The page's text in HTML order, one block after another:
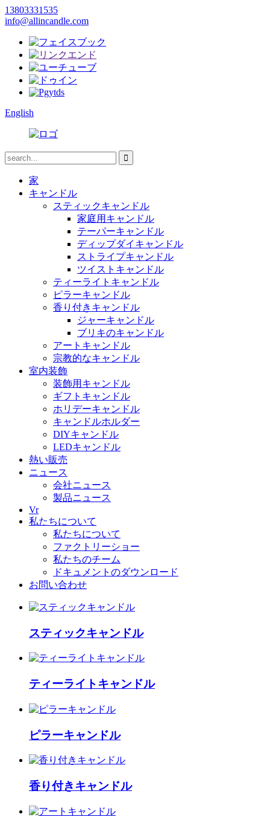
13803331535
info@allincandle.com
English
家
キャンドル
スティックキャンドル
家庭用キャンドル
テーパーキャンドル
ディップダイキャンドル
ストライプキャンドル
ツイストキャンドル
ティーライトキャンドル
ピラーキャンドル
香り付きキャンドル
ジャーキャンドル
ブリキのキャンドル
アートキャンドル
宗教的なキャンドル
室内装飾
装飾用キャンドル
ギフトキャンドル
ホリデーキャンドル
キャンドルホルダー
DIYキャンドル
LEDキャンドル
熱い販売
ニュース
会社ニュース
製品ニュース
Vr
私たちについて
私たちについて
ファクトリーショー
私たちのチーム
ドキュメントのダウンロード
お問い合わせ
スティックキャンドル
ティーライトキャンドル
ピラーキャンドル
香り付きキャンドル